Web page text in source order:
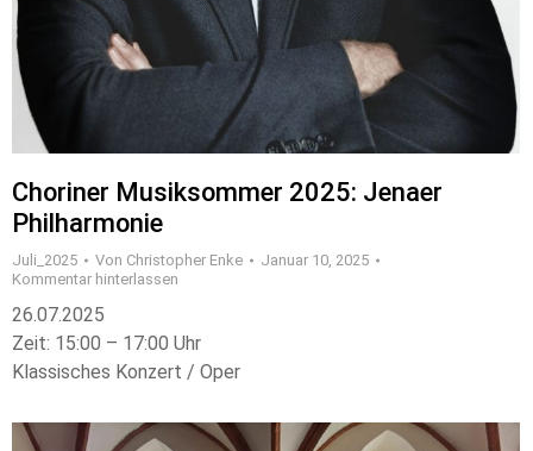
Choriner Musiksommer 2025: Jenaer
Philharmonie
Juli_2025 Von Christopher Enke
Januar 10, 2025
Kommentar hinterlassen
26.07.2025
Zeit: 15:00 – 17:00 Uhr
Klassisches Konzert / Oper